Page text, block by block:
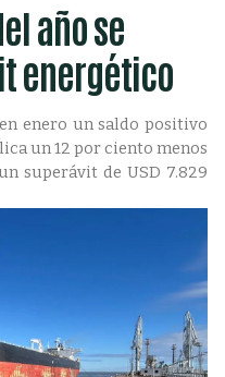
año se
energético
enero un saldo positivo
un 12 por ciento menos
superávit de USD 7.829